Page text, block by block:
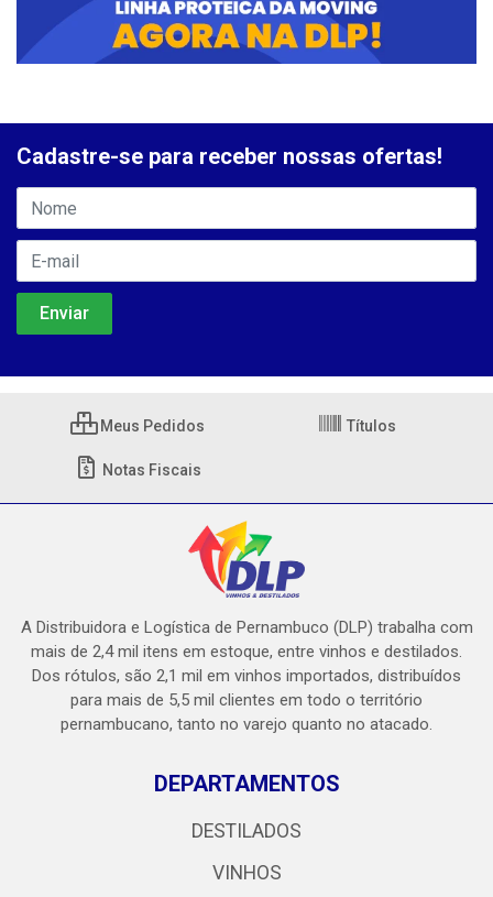
Cadastre-se para receber nossas ofertas!
Meus Pedidos Títulos
Notas Fiscais
A Distribuidora e Logística de Pernambuco (DLP) trabalha com
mais de 2,4 mil itens em estoque, entre vinhos e destilados.
Dos rótulos, são 2,1 mil em vinhos importados, distribuídos
para mais de 5,5 mil clientes em todo o território
pernambucano, tanto no varejo quanto no atacado.
DEPARTAMENTOS
DESTILADOS
VINHOS